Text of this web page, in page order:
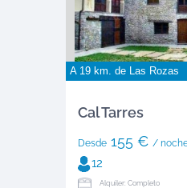
A 19 km. de Las Rozas
Cal Tarres
Desde155 € /
12
Alquiler: Completo